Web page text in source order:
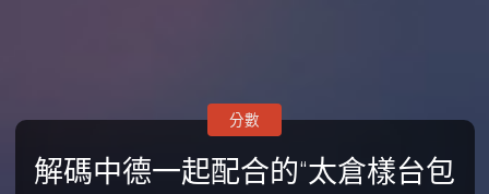
解碼中德一起配合的“太倉樣台包
分數